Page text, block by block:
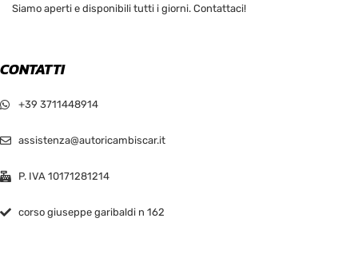
Siamo aperti e disponibili tutti i giorni. Contattaci!
CONTATTI
+39 3711448914
assistenza@autoricambiscar.it
P. IVA 10171281214
corso giuseppe garibaldi n 162